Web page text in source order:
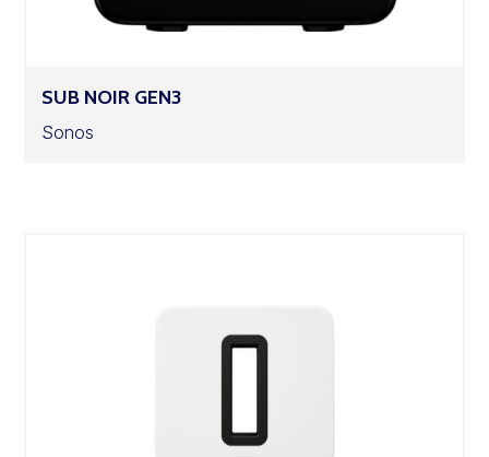
SUB NOIR GEN3
Sonos